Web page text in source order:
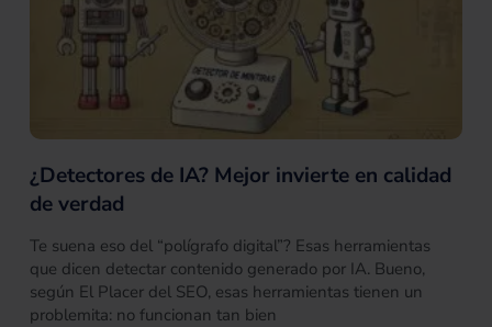
¿Detectores de IA? Mejor invierte en calidad
de verdad
Te suena eso del “polígrafo digital”? Esas herramientas
que dicen detectar contenido generado por IA. Bueno,
según El Placer del SEO, esas herramientas tienen un
problemita: no funcionan tan bien